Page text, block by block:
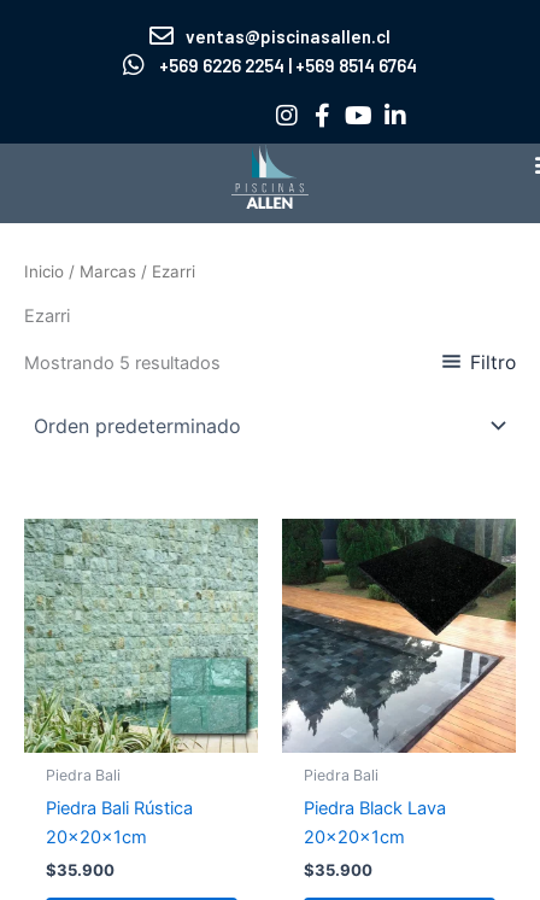
ventas@piscinasallen.cl
+569 6226 2254 | +569 8514 6764
Inicio / Marcas / Ezarri
Ezarri
Mostrando 5 resultados Filtro
Piedra Bali
Piedra Bali Rústica
20x20x1cm
$35.900
Piedra Bali
Piedra Black Lava
20x20x1cm
$35.900